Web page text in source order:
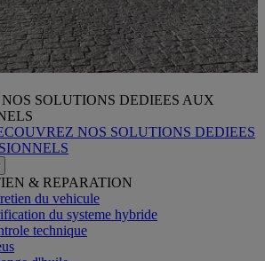
SOLUTIONS DEDIEES AUX
NOS SOLUTIONS DEDIEES
& REPARATION
du vehicule
du systeme hybride
technique